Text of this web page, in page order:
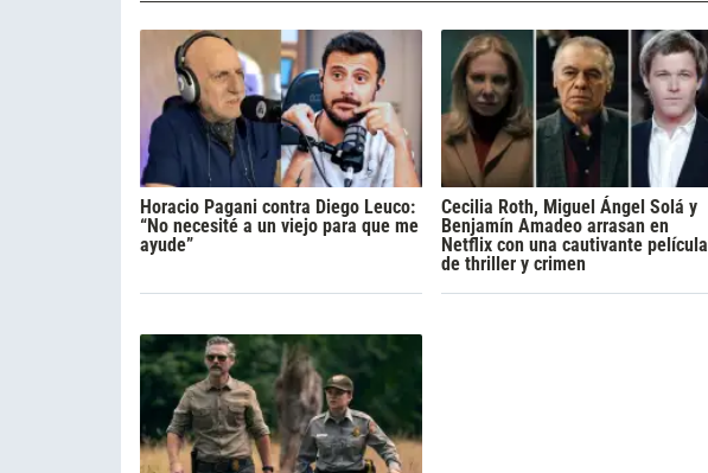
Horacio Pagani contra Diego Leuco:
“No necesité a un viejo para que me
ayude”
Cecilia Roth, Miguel Ángel Solá y
Benjamín Amadeo arrasan en
Netflix con una cautivante película
de thriller y crimen